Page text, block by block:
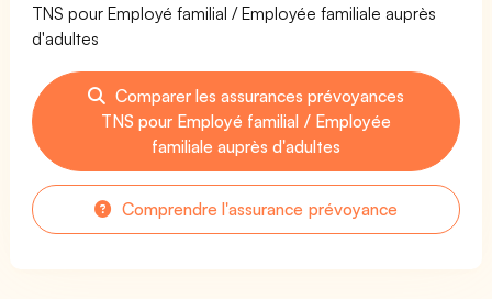
TNS pour Employé familial / Employée familiale auprès
d'adultes
Comparer les assurances prévoyances
TNS pour Employé familial / Employée
familiale auprès d'adultes
Comprendre l'assurance prévoyance